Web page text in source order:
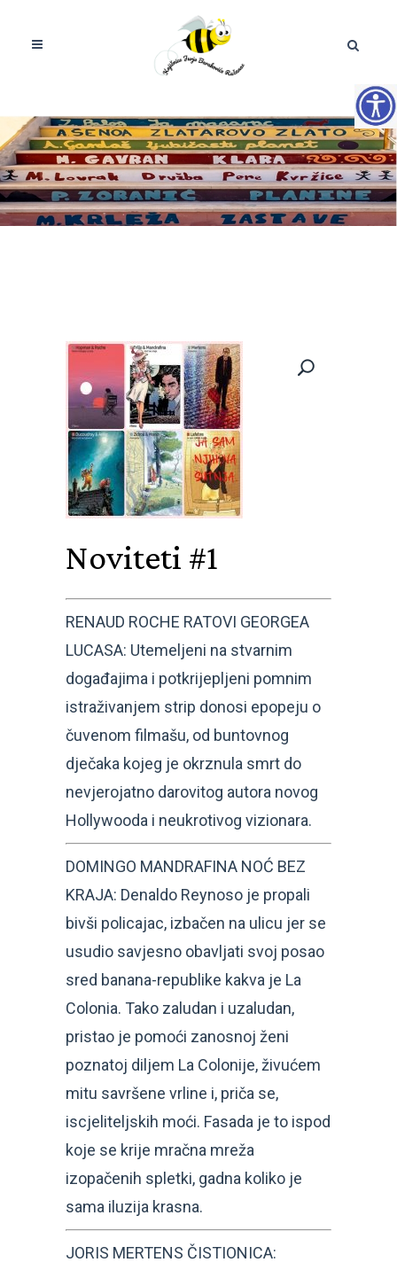
Noviteti #1
RENAUD ROCHE RATOVI GEORGEA
LUCASA: Utemeljeni na stvarnim
događajima i potkrijepljeni pomnim
istraživanjem strip donosi epopeju o
čuvenom filmašu, od buntovnog
dječaka kojeg je okrznula smrt do
nevjerojatno darovitog autora novog
Hollywooda i neukrotivog vizionara.
DOMINGO MANDRAFINA NOĆ BEZ
KRAJA: Denaldo Reynoso je propali
bivši policajac, izbačen na ulicu jer se
usudio savjesno obavljati svoj posao
sred banana-republike kakva je La
Colonia. Tako zaludan i uzaludan,
pristao je pomoći zanosnoj ženi
poznatoj diljem La Colonije, živućem
mitu savršene vrline i, priča se,
iscjeliteljskih moći. Fasada je to ispod
koje se krije mračna mreža
izopačenih spletki, gadna koliko je
sama iluzija krasna.
JORIS MERTENS ČISTIONICA: